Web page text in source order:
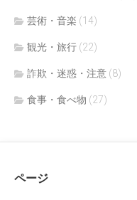
芸術・音楽 (14)
観光・旅行 (22)
詐欺・迷惑・注意 (8)
食事・食べ物 (27)
ページ